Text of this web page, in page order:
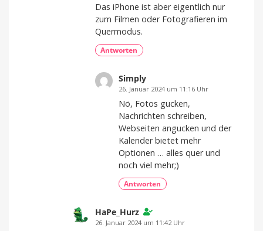
Das iPhone ist aber eigentlich nur
zum Filmen oder Fotografieren im
Quermodus.
Antworten
Simply
26. Januar 2024 um 11:16 Uhr
Nö, Fotos gucken,
Nachrichten schreiben,
Webseiten angucken und der
Kalender bietet mehr
Optionen … alles quer und
noch viel mehr;)
Antworten
HaPe_Hurz
26. Januar 2024 um 11:42 Uhr